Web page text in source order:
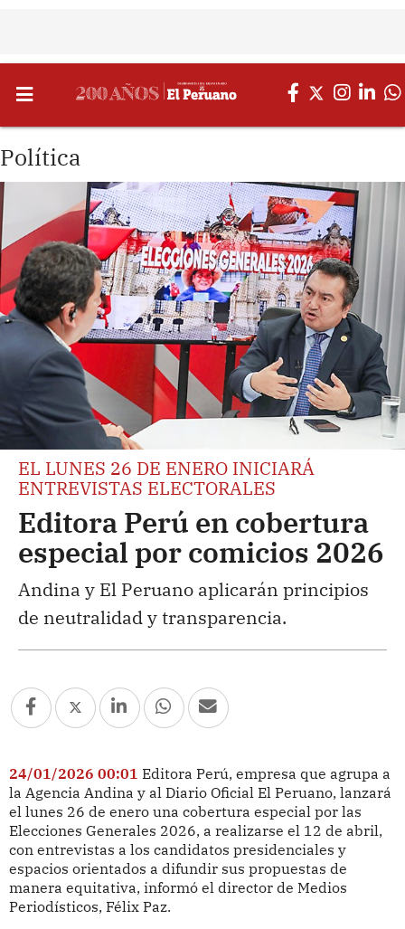
Política
EL LUNES 26 DE ENERO INICIARÁ
ENTREVISTAS ELECTORALES
Editora Perú en cobertura
especial por comicios 2026
Andina y El Peruano aplicarán principios
de neutralidad y transparencia.
24/01/2026 00:01 Editora Perú, empresa que agrupa a
la Agencia Andina y al Diario Oficial El Peruano, lanzará
el lunes 26 de enero una cobertura especial por las
Elecciones Generales 2026, a realizarse el 12 de abril,
con entrevistas a los candidatos presidenciales y
espacios orientados a difundir sus propuestas de
manera equitativa, informó el director de Medios
Periodísticos, Félix Paz.